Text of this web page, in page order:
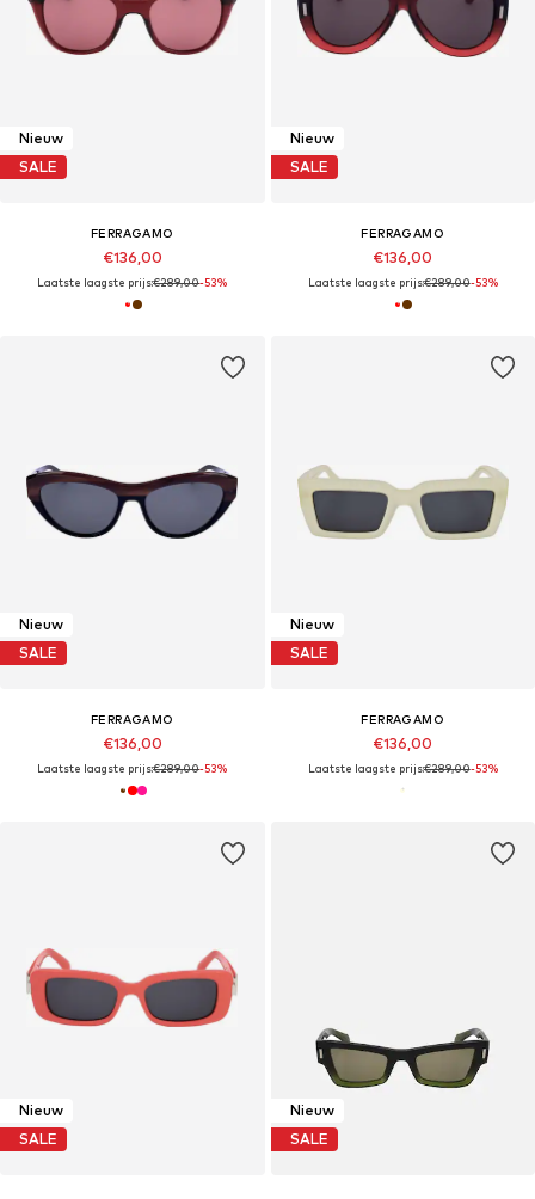
Nieuw
SALE
FERRAGAMO
€136,00
Laatste laagste prijs:€289,00-53%
Nieuw
SALE
FERRAGAMO
€136,00
Laatste laagste prijs:€289,00-53%
Nieuw
SALE
FERRAGAMO
€136,00
Laatste laagste prijs:€289,00-53%
Nieuw
SALE
FERRAGAMO
€136,00
Laatste laagste prijs:€289,00-53%
Nieuw
SALE
Nieuw
SALE